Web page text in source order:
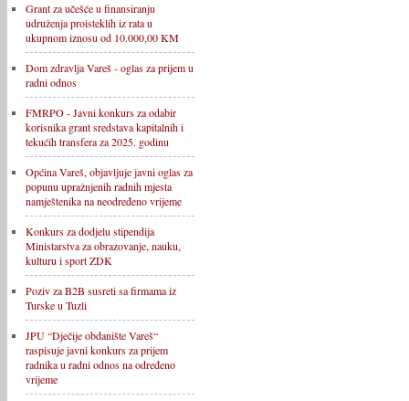
Grant za učešće u finansiranju
udruženja proisteklih iz rata u
ukupnom iznosu od 10.000,00 KM
Dom zdravlja Vareš - oglas za prijem u
radni odnos
FMRPO - Javni konkurs za odabir
korisnika grant sredstava kapitalnih i
tekućih transfera za 2025. godinu
Općina Vareš, objavljuje javni oglas za
popunu upražnjenih radnih mjesta
namještenika na neodređeno vrijeme
Konkurs za dodjelu stipendija
Ministarstva za obrazovanje, nauku,
kulturu i sport ZDK
Poziv za B2B susreti sa firmama iz
Turske u Tuzli
JPU “Dječije obdanište Vareš“
raspisuje javni konkurs za prijem
radnika u radni odnos na određeno
vrijeme